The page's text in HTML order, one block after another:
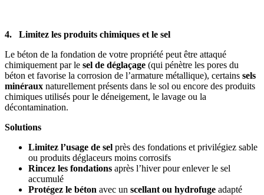
4. Limitez les produits chimiques et le sel
Le béton de la fondation de votre propriété peut être attaqué
chimiquement par le sel de déglaçage (qui pénètre les pores du
béton et favorise la corrosion de l’armature métallique), certains sels
minéraux naturellement présents dans le sol ou encore des produits
chimiques utilisés pour le déneigement, le lavage ou la
décontamination.
Solutions
Limitez l’usage de sel près des fondations et privilégiez sable
ou produits déglaceurs moins corrosifs
Rincez les fondations après l’hiver pour enlever le sel
accumulé
Protégez le béton avec un scellant ou hydrofuge adapté